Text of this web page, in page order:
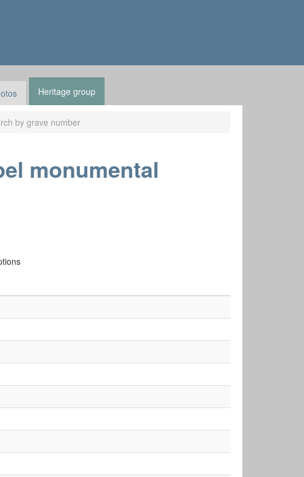
Heritage group
by grave number
monumental